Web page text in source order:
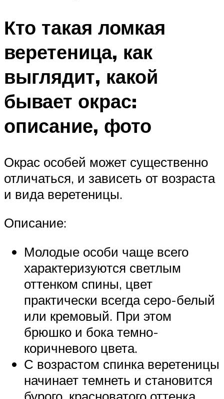
Кто такая ломкая
веретеница, как
выглядит, какой
бывает окрас:
описание, фото
Окрас особей может существенно
отличаться, и зависеть от возраста
и вида веретеницы.
Описание:
Молодые особи чаще всего
характеризуются светлым
оттенком спины, цвет
практически всегда серо-белый
или кремовый. При этом
брюшко и бока темно-
коричневого цвета.
С возрастом спинка веретеницы
начинает темнеть и становится